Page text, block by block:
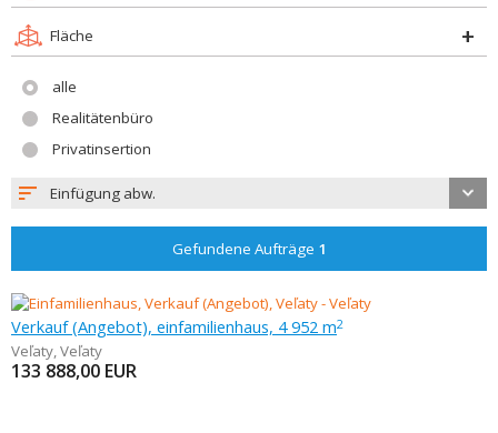
Fläche
alle
Realitätenbüro
Privatinsertion
Einfügung abw.
Gefundene Aufträge 1
Verkauf (Angebot), einfamilienhaus, 4 952 m2
Veľaty,Veľaty
133 888,00 EUR